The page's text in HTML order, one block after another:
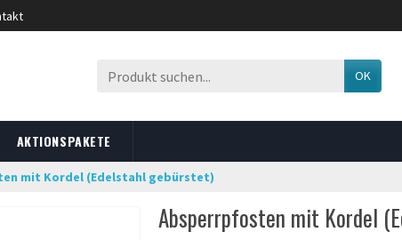
OK
AKTIONSPAKETE
mit Kordel (Edelstahl gebürstet)
Absperrpfosten mit Kordel